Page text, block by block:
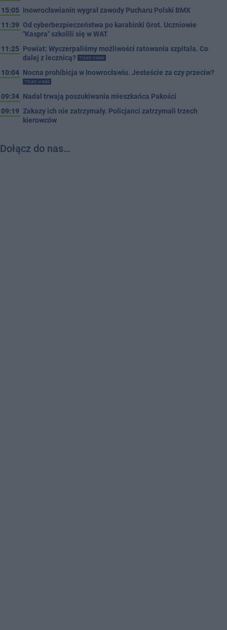
15:05 Inowrocławianin wygrał zawody Pucharu Polski BMX
11:39 Od cyberbezpieczeństwa po karabinki Grot. Uczniowie
"Kaspra" szkolili się w WAT
11:25 Powiat: Wyczerpaliśmy możliwości ratowania szpitala. Co
dalej z lecznicą?
TYLKO U NAS
10:04 Nocna prohibicja w Inowrocławiu. Jesteście za czy przeciw?
TYLKO U NAS
09:34 Nadal trwają poszukiwania mieszkańca Pakości
09:19 Zakazy ich nie zatrzymały. Policjanci zatrzymali trzech
kierowców
Dołącz do nas…